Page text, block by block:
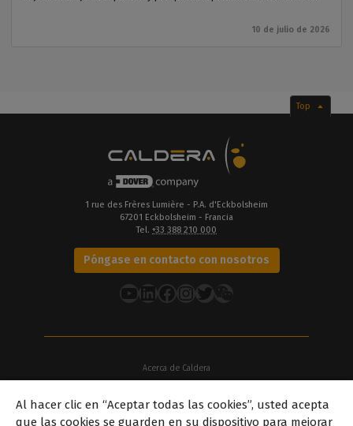
10 de julio de 2026
Top
1 rue des Frères Lumière - P.A. d'Eckbolsheim
67201 Eckbolsheim - Francia
Tel. +33 388 210 000
Póngase en contacto con nosotros
YouTube
LinkedIn
Facebook
Instagram
Twitter
Acerca de Caldera
Acerca de Dover
Al hacer clic en “Aceptar todas las cookies”, usted acepta
que las cookies se guarden en su dispositivo para mejorar